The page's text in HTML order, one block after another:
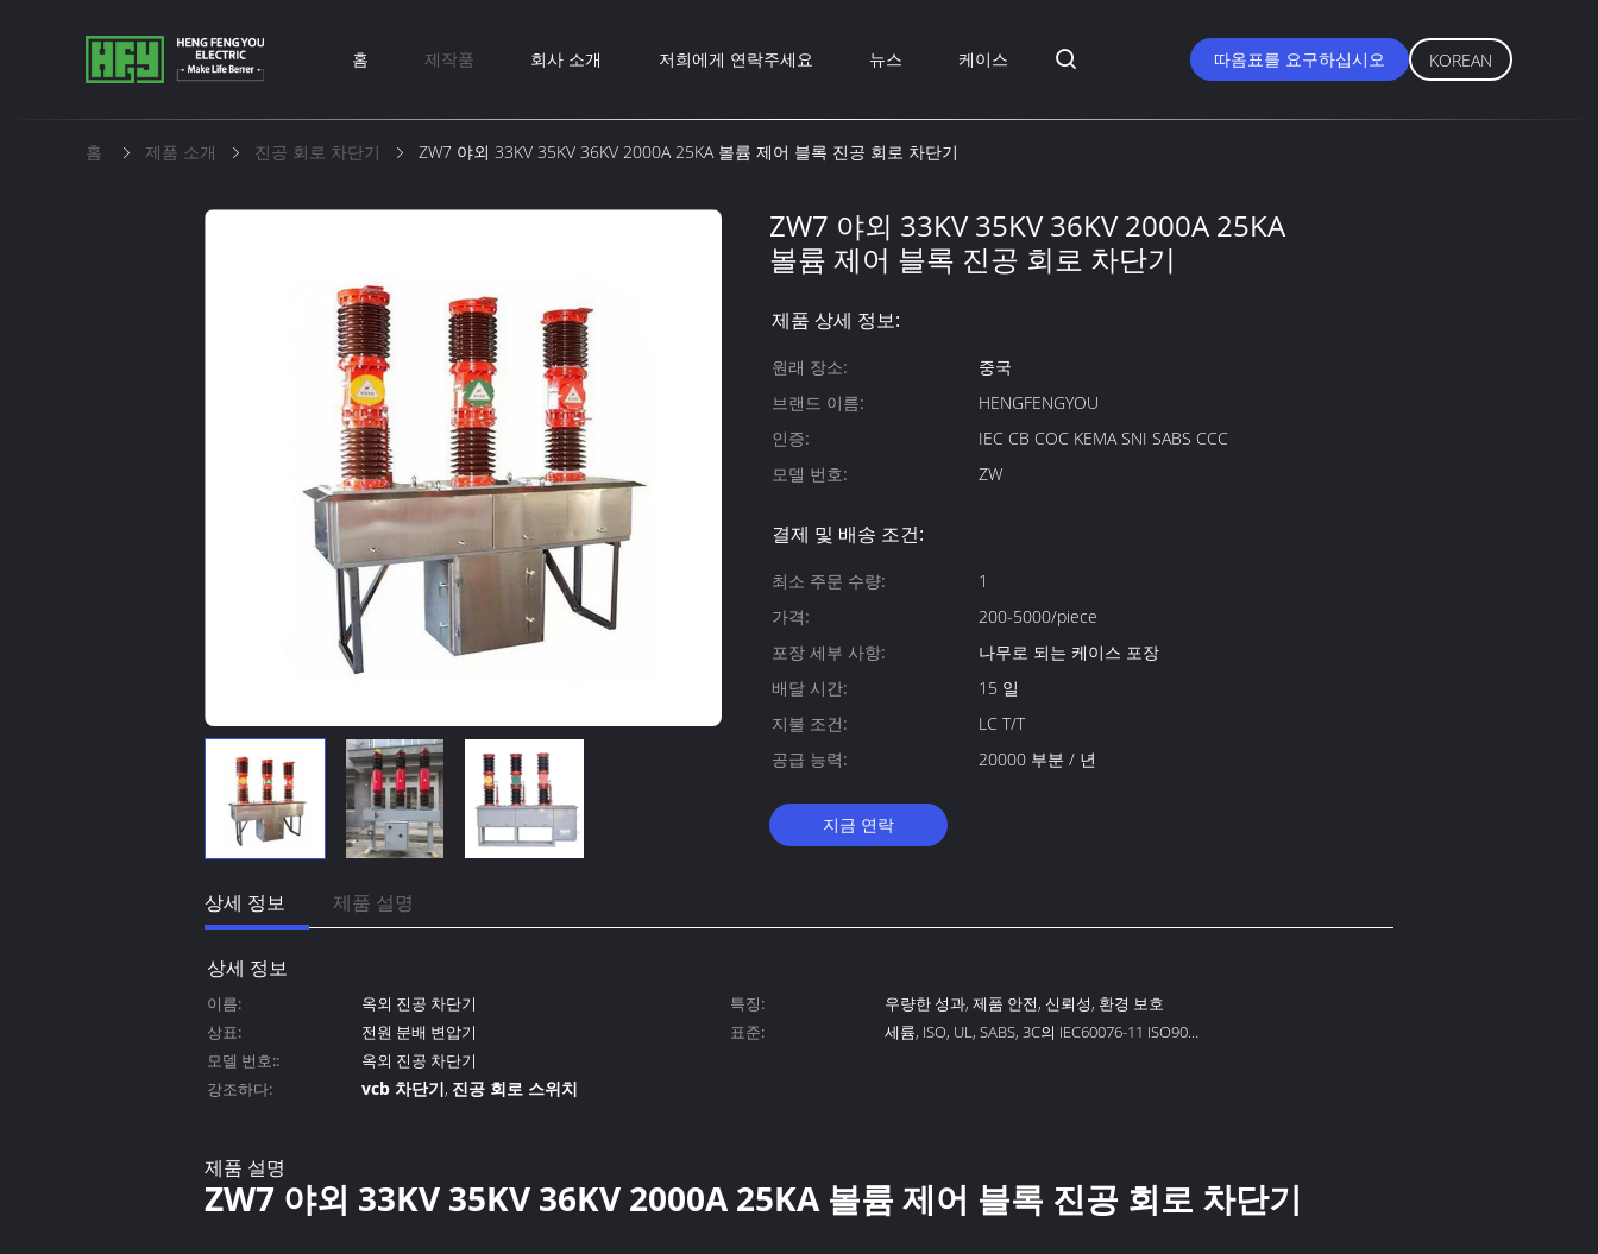
홈 제작품 회사 소개 저희에게 연락주세요 뉴스 케이스 따옴표를 요구하십시오 KOREAN
홈 제품 소개 진공 회로 차단기 ZW7 야외 33KV 35KV 36KV 2000A 25KA 볼륨 제어 블록 진공 회로 차단기
ZW7 야외 33KV 35KV 36KV 2000A 25KA
볼륨 제어 블록 진공 회로 차단기
제품 상세 정보:
원래 장소:
중국
브랜드 이름:
HENGFENGYOU
인증:
IEC CB COC KEMA SNI SABS CCC
모델 번호:
ZW
결제 및 배송 조건:
최소 주문 수량:
1
가격:
200-5000/piece
포장 세부 사항:
나무로 되는 케이스 포장
배달 시간:
15 일
지불 조건:
LC T/T
공급 능력:
20000 부분 / 년
지금 연락
상세 정보 제품 설명
상세 정보
이름: 옥외 진공 차단기 특징:
우량한 성과, 제품 안전, 신뢰성, 환경 보호
상표:
전원 분배 변압기 표준:
세륨, ISO, UL, SABS, 3C의 IEC60076-11 ISO9001
모델 번호::
옥외 진공 차단기
강조하다:
vcb 차단기, 진공 회로 스위치
제품 설명
ZW7 야외 33KV 35KV 36KV 2000A 25KA 볼륨 제어 블록 진공 회로 차단기